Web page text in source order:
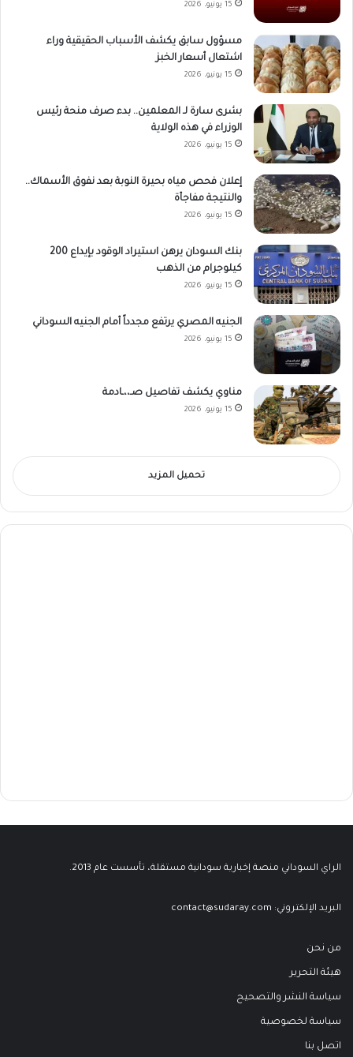
15 يونيو، 2026
مسؤول سابق يكشف الأسباب الحقيقية وراء
اشتعال أسعار الخبز
15 يونيو، 2026
بشرى سارة لـ المعلمين.. بدء صرف منحة رئيس
الوزراء في هذه الولاية
15 يونيو، 2026
إعلان فحص مياه بحيرة النوبة بعد نفوق الأسماك..
والنتيجة مفاجأة
15 يونيو، 2026
بنك السودان يرهن استيراد الوقود بإيداع 200
كيلوجرام من الذهب
15 يونيو، 2026
الجنيه المصري يرتفع مجدداً أمام الجنيه السوداني
15 يونيو، 2026
مناوي يكشف تفاصيل صـ،،ـادمة
15 يونيو، 2026
تحميل المزيد
الراي السوداني منصة إخبارية سودانية مستقلة، تأسست عام 2013.
البريد الإلكتروني: contact@sudaray.com
من نحن
هيئة التحرير
سياسة النشر والتصحيح
سياسة لخصوصية
اتصل بنا